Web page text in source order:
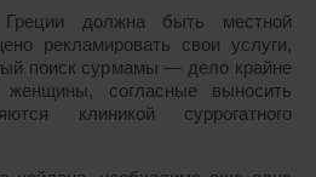
должна быть местной
рекламировать свои услуги,
поиск сурмамы ― дело крайне
согласные выносить
клиникой суррогатного